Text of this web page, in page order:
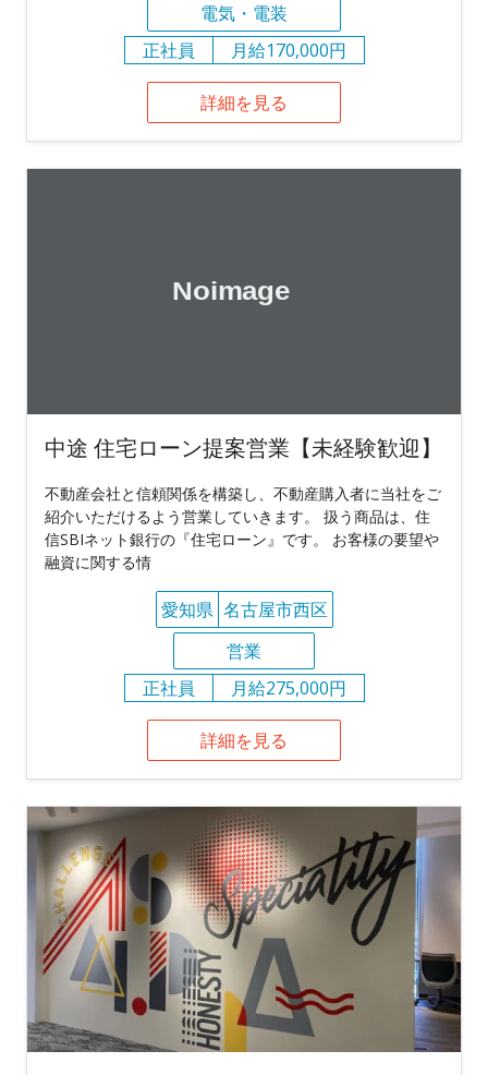
電気・電装
正社員
月給170,000円
詳細を見る
中途 住宅ローン提案営業【未経験歓迎】
不動産会社と信頼関係を構築し、不動産購入者に当社をご
紹介いただけるよう営業していきます。 扱う商品は、住
信SBIネット銀行の『住宅ローン』です。 お客様の要望や
融資に関する情
愛知県 名古屋市西区
営業
正社員
月給275,000円
詳細を見る